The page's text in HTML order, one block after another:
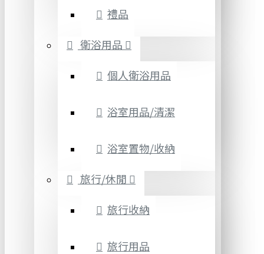
禮品
衛浴用品
個人衛浴用品
浴室用品/清潔
浴室置物/收納
旅行/休閒
旅行收納
旅行用品